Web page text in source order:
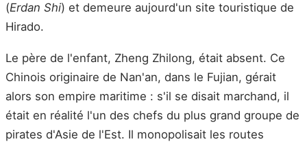
(Erdan Shi) et demeure aujourd'un site touristique de
Hirado.
Le père de l'enfant, Zheng Zhilong, était absent. Ce
Chinois originaire de Nan'an, dans le Fujian, gérait
alors son empire maritime : s'il se disait marchand, il
était en réalité l'un des chefs du plus grand groupe de
pirates d'Asie de l'Est. Il monopolisait les routes